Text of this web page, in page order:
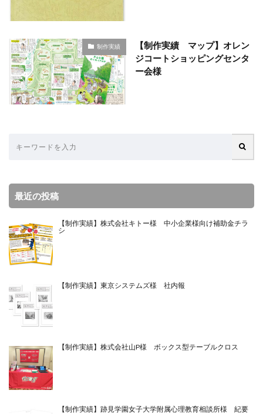
制作実績
【制作実績 マップ】オレン
ジコートショッピングセンタ
ー会様
最近の投稿
【制作実績】株式会社キトー様 中小企業様向け補助金チラ
シ
【制作実績】東京システムズ様 社内報
【制作実績】株式会社山P様 ボックス型テーブルクロス
【制作実績】跡見学園女子大学附属心理教育相談所様 紀要